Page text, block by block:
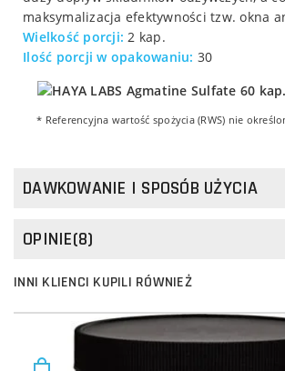
maksymalizacja efektywności tzw. okna
Wielkość porcji: 2 kap.
Ilość porcji w opakowaniu: 30
* Referencyjna wartość spożycia (RWS) nie
DAWKOWANIE I SPOSÓB UŻYCIA
OPINIE(8)
INNI KLIENCI KUPILI RÓWNIEŻ